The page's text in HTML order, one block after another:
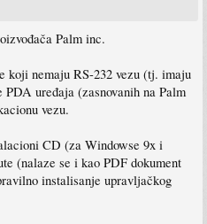
Palm inc.
koji nemaju RS-232 vezu (tj. imaju
uređaja (zasnovanih na Palm
vezu.
CD (za Windowse 9x i
(nalaze se i kao PDF dokument
instalisanje upravljačkog